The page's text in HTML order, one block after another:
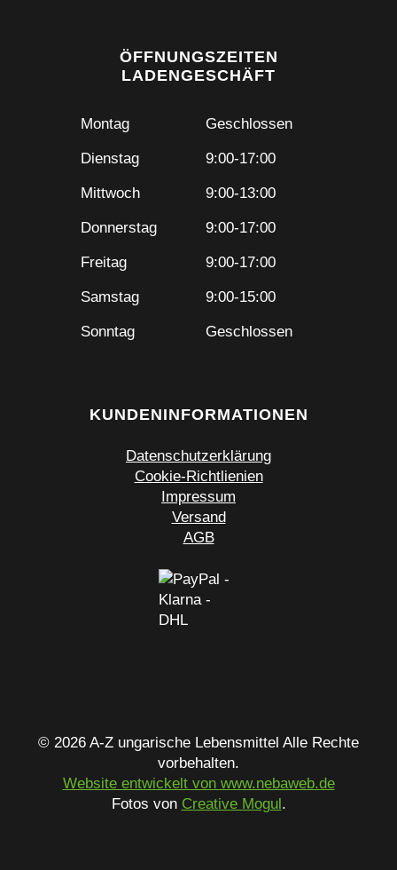
ÖFFNUNGSZEITEN
LADENGESCHÄFT
Montag Geschlossen
Dienstag 9:00-17:00
Mittwoch 9:00-13:00
Donnerstag 9:00-17:00
Freitag 9:00-17:00
Samstag 9:00-15:00
Sonntag Geschlossen
KUNDENINFORMATIONEN
Datenschutzerklärung
Cookie-Richtlienien
Impressum
Versand
AGB
© 2026 A-Z ungarische Lebensmittel Alle Rechte
vorbehalten.
Website entwickelt von www.nebaweb.de
Fotos von Creative Mogul.